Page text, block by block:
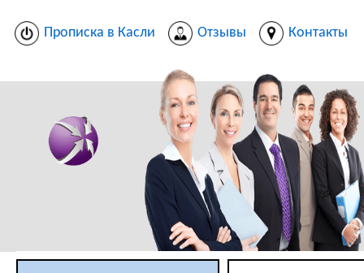
Прописка в Касли Отзывы Контакты